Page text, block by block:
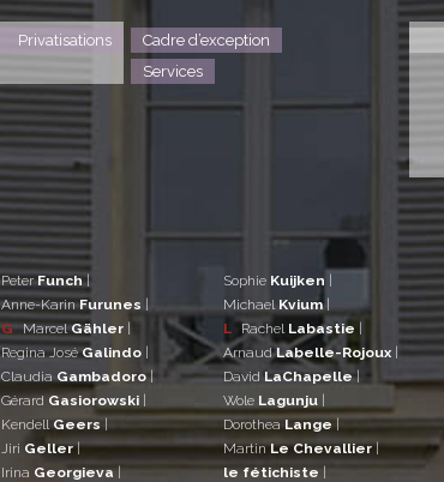
Privatisations
Cadre d’exception
Services
PeterFunch|
Anne-KarinFurunes |
G MarcelGähler |
Regina JoséGalindo |
Claudia Gambadoro|
Gérard Gasiorowski |
KendellGeers |
Jiri Geller|
Irina Georgieva|
Sophie Kuijken |
Michael Kvium|
L Rachel Labastie |
ArnaudLabelle-Rojoux |
DavidLaChapelle|
Wole Lagunju |
DorotheaLange|
MartinLe Chevallier|
le fétichiste |